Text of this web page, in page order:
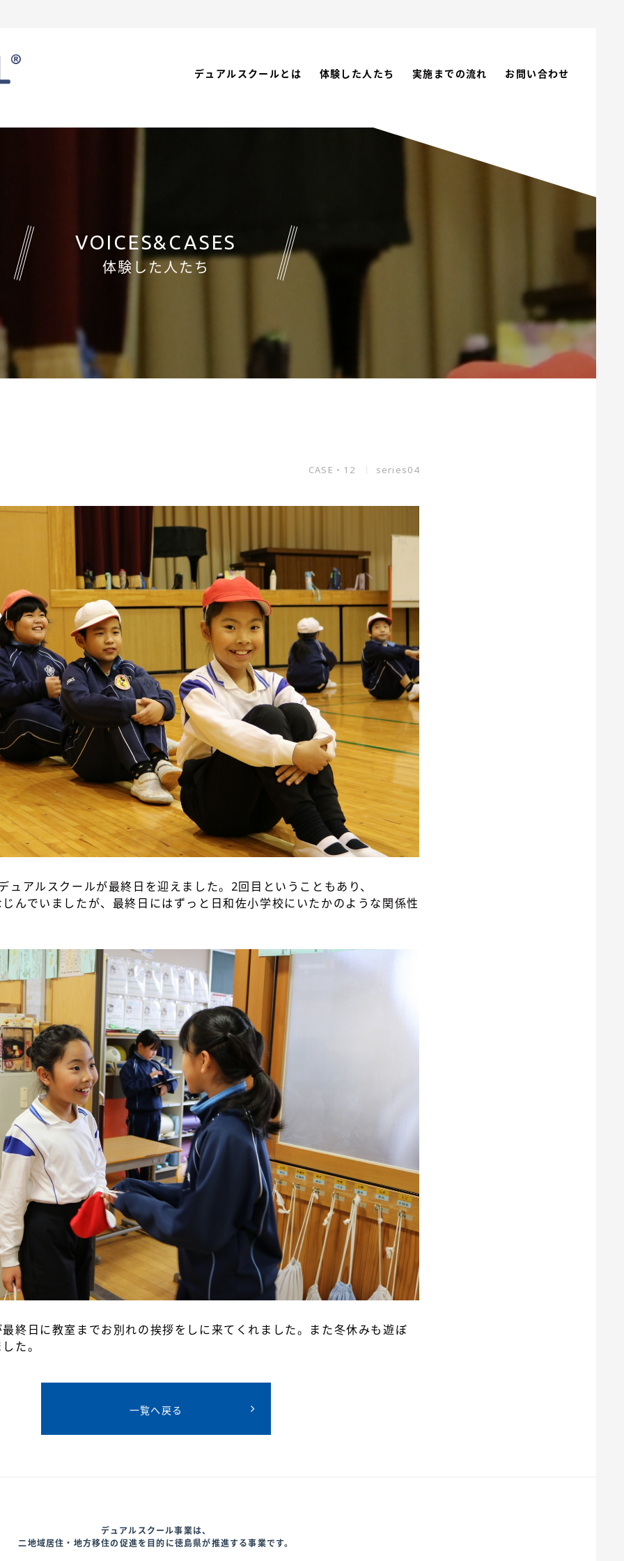
デュアルスクールとは 体験した人たち 実施までの流れ お問い合わせ
VOICES&CASES
体験した人たち
CASE・12 series04
ュアルスクールが最終日を迎えました。2回目ということもあり、
んでいましたが、最終日にはずっと日和佐小学校にいたかのような関係性
終日に教室までお別れの挨拶をしに来てくれました。また冬休みも遊ぼ
た。
一覧へ戻る
デュアルスクール事業は、
二地域居住・地方移住の促進を目的に徳島県が推進する事業です。